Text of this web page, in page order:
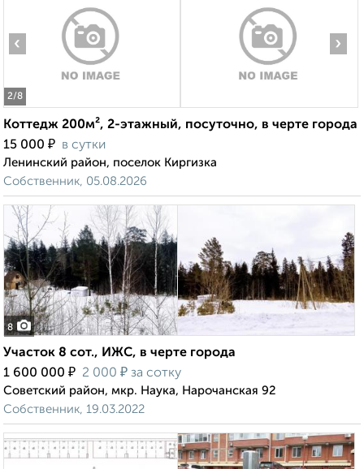
2/8
‹ ›
Коттедж 200м², 2-этажный, посуточно, в черте города
15 000 ₽ в сутки
Ленинский район, поселок Киргизка
Собственник, 05.08.2026
8
Участок 8 сот., ИЖС, в черте города
1 600 000 ₽ 2 000 ₽ за сотку
Советский район, мкр. Наука, Нарочанская 92
Собственник, 19.03.2022